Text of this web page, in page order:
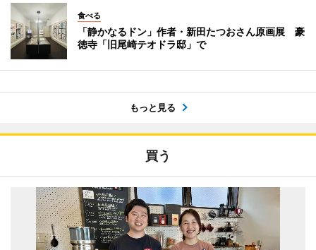
食べる
「静かなるドン」作者・新田たつおさん原画展 豪
徳寺「旧尾崎テオドラ邸」で
もっと見る
買う